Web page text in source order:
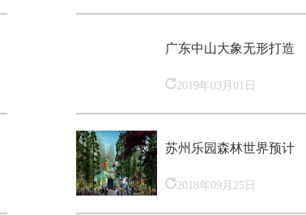
广东中山大象无形打造
2019年03月01日
苏州乐园森林世界预计
2018年09月25日